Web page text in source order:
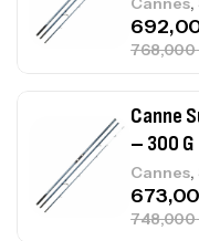
Cannes,
Canne
1.83m
Cannes,